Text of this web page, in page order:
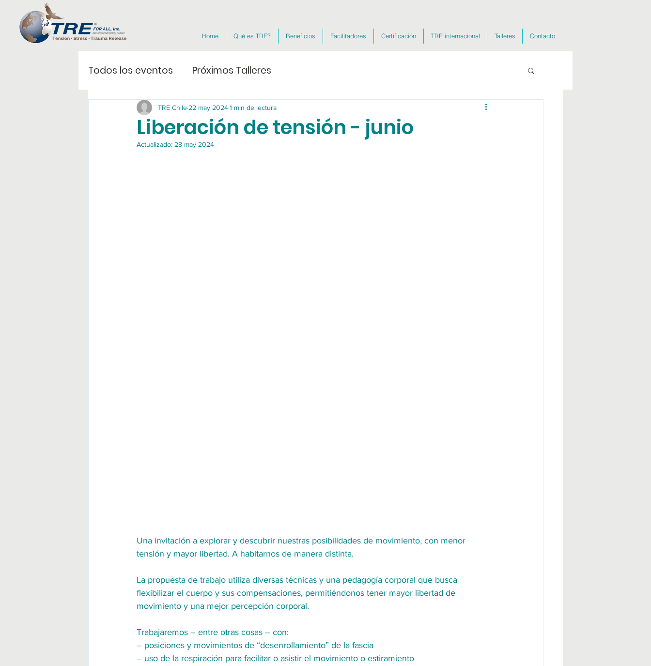
Home Qué es TRE? Beneficios Facilitadores Certificación TRE internacional Talleres Contacto
Todos los eventos Próximos Talleres
Liberación de tensión - junio
TRE Chile 22 may 20241 min de lectura
Actualizado: 28 may 2024
Una invitación a explorar y descubrir nuestras posibilidades de movimiento, con menor
tensión y mayor libertad. A habitarnos de manera distinta.
La propuesta de trabajo utiliza diversas técnicas y una pedagogía corporal que busca
flexibilizar el cuerpo y sus compensaciones, permitiéndonos tener mayor libertad de
movimiento y una mejor percepción corporal.
Trabajaremos – entre otras cosas – con:
– posiciones y movimientos de “desenrollamiento” de la fascia
– uso de la respiración para facilitar o asistir el movimiento o estiramiento